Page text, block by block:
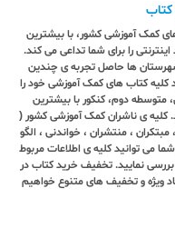
کمک آموزشی کشور، با بیشترین
را برای شما تداعی می کند.
شهرستان ها حاصل تجربه ی چندین
کلیه کتاب های کمک آموزشی خود را
متوسطه دوم، کنکور با بیشترین
ی ناشران کمک آموزشی کشور (
، منتشران ، خواندنی ، الگو
می توانید کلیه ی اطلاعات مربوط
نمایید. تخفیف خرید کتاب در
ویژه و تخفیف های متنوع خواهیم